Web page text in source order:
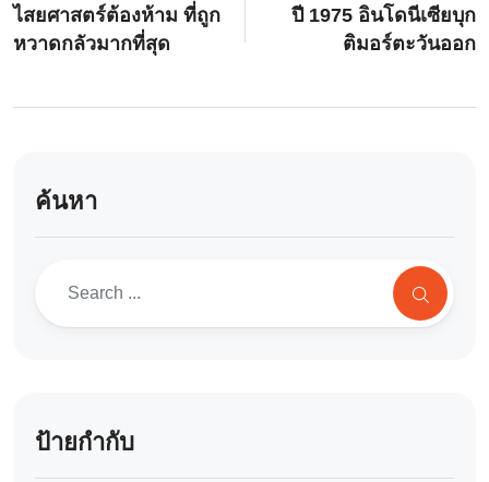
ไสยศาสตร์ต้องห้าม ที่ถูก
หวาดกลัวมากที่สุด
ปี 1975 อินโดนีเซียบุก
ติมอร์ตะวันออก
ค้นหา
ป้ายกำกับ